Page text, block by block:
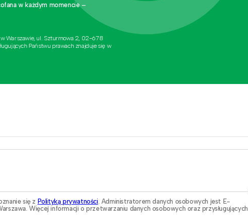
w każdym momencie –
w Warszawie, ul. Szturmowa 2, 02-678
Państwu prawach znajduje się w
się z Polityką prywatności . Administratorem danych osobowych jest E-
Więcej informacji o przetwarzaniu danych osobowych oraz przysługujących